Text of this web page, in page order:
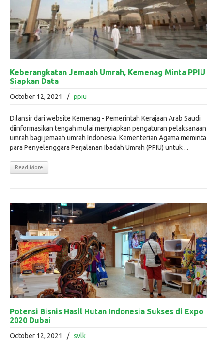
Keberangkatan Jemaah Umrah, Kemenag Minta PPIU
Siapkan Data
October 12, 2021 / ppiu
Dilansir dari website Kemenag - Pemerintah Kerajaan Arab Saudi
diinformasikan tengah mulai menyiapkan pengaturan pelaksanaan
umrah bagi jemaah umrah Indonesia. Kementerian Agama meminta
para Penyelenggara Perjalanan Ibadah Umrah (PPIU) untuk ...
Read More
Potensi Bisnis Hasil Hutan Indonesia Sukses di Expo
2020 Dubai
October 12, 2021 / svlk